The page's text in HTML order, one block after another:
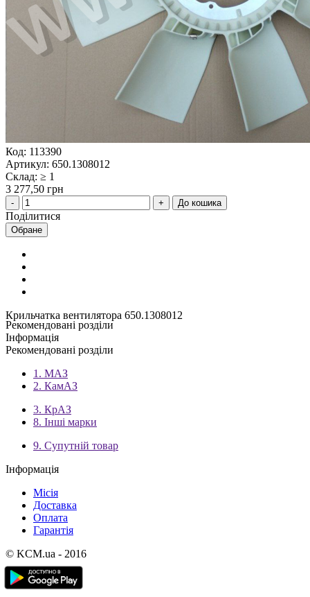
Код: 113390
Артикул: 650.1308012
Склад: ≥ 1
3 277,50 грн
До кошика
Поділитися
Обране
Крильчатка вентилятора 650.1308012
Рекомендовані розділи
Інформація
Рекомендовані розділи
1. МАЗ
2. КамАЗ
3. КрАЗ
8. Інші марки
9. Супутній товар
Інформація
Місія
Доставка
Оплата
Гарантія
© KCM.ua - 2016